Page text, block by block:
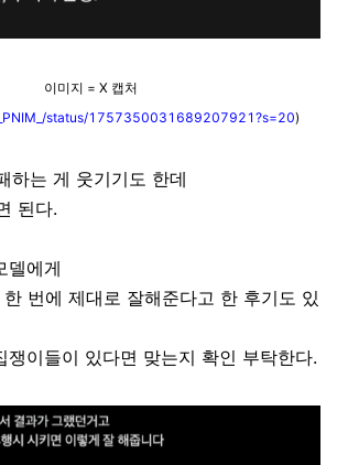
이미지 = X 캡처
status/1757350031689207921?s=20)
하는 게 웃기기도 한데
된다.
델에게
번에 제대로 잘해준다고 한 후기도 있
쟁이들이 있다면 맞는지 확인 부탁한다.